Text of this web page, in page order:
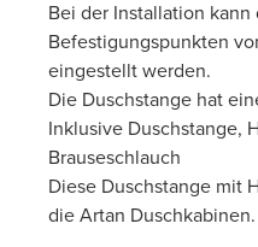
Bei der Installation
Befestigungspunkten
eingestellt werden.
Die Duschstange hat
Inklusive Duschstange,
Brauseschlauch
Diese Duschstange mit
die Artan Duschkabinen.